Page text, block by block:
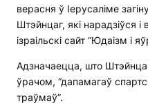
верасня ў Іерусаліме
Штэйнцаг, які нарадзіўся
ізраільскі сайт “Юдаізм і
Адзначаецца, што
ўрачом, “дапамагаў
траўмаў”.